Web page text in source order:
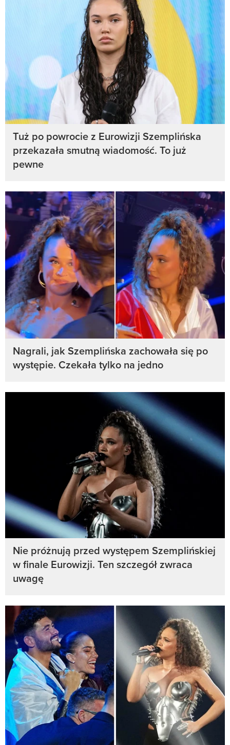
Tuż po powrocie z Eurowizji Szemplińska
przekazała smutną wiadomość. To już
pewne
Nagrali, jak Szemplińska zachowała się po
występie. Czekała tylko na jedno
Nie próżnują przed występem Szemplińskiej
w finale Eurowizji. Ten szczegół zwraca
uwagę